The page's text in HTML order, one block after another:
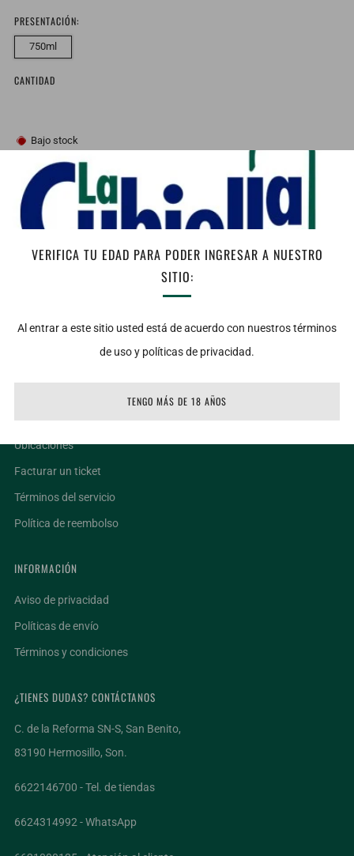
VERIFICA TU EDAD PARA PODER INGRESAR A NUESTRO
SITIO:
Al entrar a este sitio usted está de acuerdo con nuestros términos
de uso y políticas de privacidad.
TENGO MÁS DE 18 AÑOS
PRESENTACIÓN:
750ml
CANTIDAD
Bajo stock
AGREGAR AL CARRITO
Facebook
TwitterEmail
Notas de Cata: Vista: Rojo picota de tonos violetas con buen brillo.
18
Ubicaciones
Facturar un ticket
Términos del servicio
Política de reembolso
INFORMACIÓN
Aviso de privacidad
Políticas de envío
Términos y condiciones
¿TIENES DUDAS? CONTÁCTANOS
C. de la Reforma SN-S, San Benito,
83190 Hermosillo, Son.
6622146700 - Tel. de tiendas
6624314992 - WhatsApp